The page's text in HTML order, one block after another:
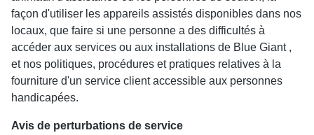
façon d'utiliser les appareils assistés disponibles dans nos
locaux, que faire si une personne a des difficultés à
accéder aux services ou aux installations de Blue Giant ,
et nos politiques, procédures et pratiques relatives à la
fourniture d'un service client accessible aux personnes
handicapées.
Avis de perturbations de service